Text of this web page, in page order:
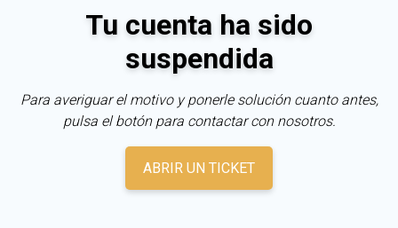
Tu cuenta ha sido
suspendida
Para averiguar el motivo y ponerle solución cuanto antes,
pulsa el botón para contactar con nosotros.
ABRIR UN TICKET